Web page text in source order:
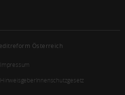
Österreich
Impressum
HinweisgeberInnenschutzgesetz